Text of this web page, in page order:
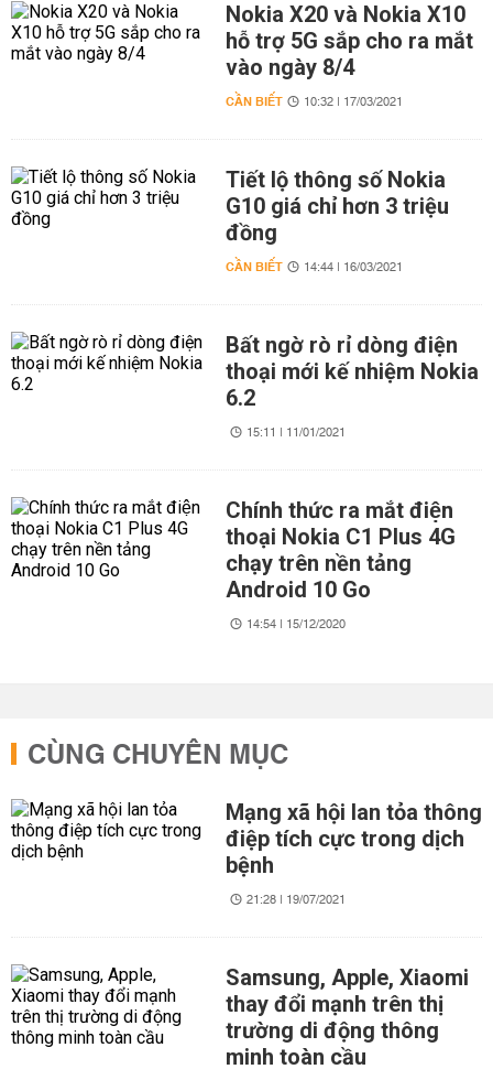
Nokia X20 và Nokia X10
hỗ trợ 5G sắp cho ra mắt
vào ngày 8/4
CẦN BIẾT 10:32 | 17/03/2021
Tiết lộ thông số Nokia
G10 giá chỉ hơn 3 triệu
đồng
CẦN BIẾT 14:44 | 16/03/2021
Bất ngờ rò rỉ dòng điện
thoại mới kế nhiệm Nokia
6.2
15:11 | 11/01/2021
Chính thức ra mắt điện
thoại Nokia C1 Plus 4G
chạy trên nền tảng
Android 10 Go
14:54 | 15/12/2020
CÙNG CHUYÊN MỤC
Mạng xã hội lan tỏa thông
điệp tích cực trong dịch
bệnh
21:28 | 19/07/2021
Samsung, Apple, Xiaomi
thay đổi mạnh trên thị
trường di động thông
minh toàn cầu